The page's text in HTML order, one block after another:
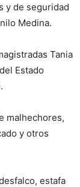
y de seguridad
Medina.
Tania
Estado
malhechores,
y otros
estafa